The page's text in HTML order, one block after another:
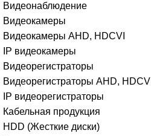
Видеонаблюдение
Видеокамеры
Видеокамеры AHD, HDCVI
IP видеокамеры
Видеорегистраторы
Видеорегистраторы AHD, HDCVI
IP видеорегистраторы
Кабельная продукция
HDD (Жесткие диски)